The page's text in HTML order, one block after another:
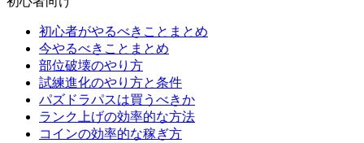
初心者がやるべきことまとめ
今やるべきことまとめ
部位破壊のやり方
試練進化のやり方と条件
パズドラパスは買うべきか
ランク上げの効率的な方法
コインの効率的な稼ぎ方